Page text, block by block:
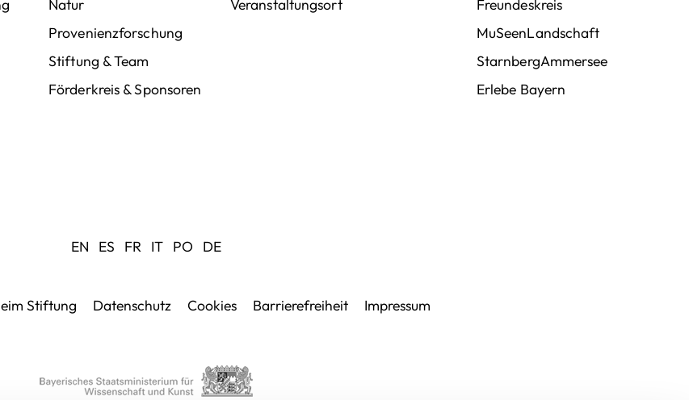
Natur
Provenienzforschung
Stiftung & Team
Förderkreis & Sponsoren
Veranstaltungsort
Freundeskreis
MuSeenLandschaft
StarnbergAmmersee
Erlebe Bayern
EN ES FR IT PO DE
Stiftung Datenschutz Cookies Barrierefreiheit Impressum